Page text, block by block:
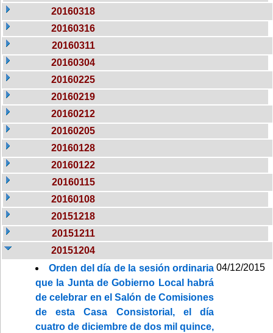
20160318
20160316
20160311
20160304
20160225
20160219
20160212
20160205
20160128
20160122
20160115
20160108
20151218
20151211
20151204
Orden del día de la sesión ordinaria
que la Junta de Gobierno Local habrá
de celebrar en el Salón de Comisiones
de esta Casa Consistorial, el día
cuatro de diciembre de dos mil quince,
04/12/2015